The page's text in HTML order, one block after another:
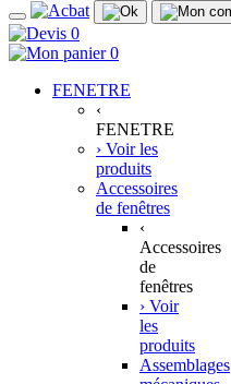
0
0
FENETRE
‹
FENETRE
› Voir les
produits
Accessoires
de fenêtres
‹
Accessoires
de
fenêtres
› Voir
les
produits
Assemblages